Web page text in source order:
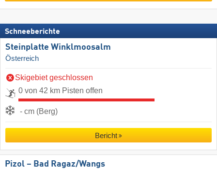
Schneeberichte
Steinplatte Winklmoosalm
Österreich
Skigebiet geschlossen
0 von 42 km Pisten offen
- cm (Berg)
Bericht
Pizol – Bad Ragaz/​Wangs